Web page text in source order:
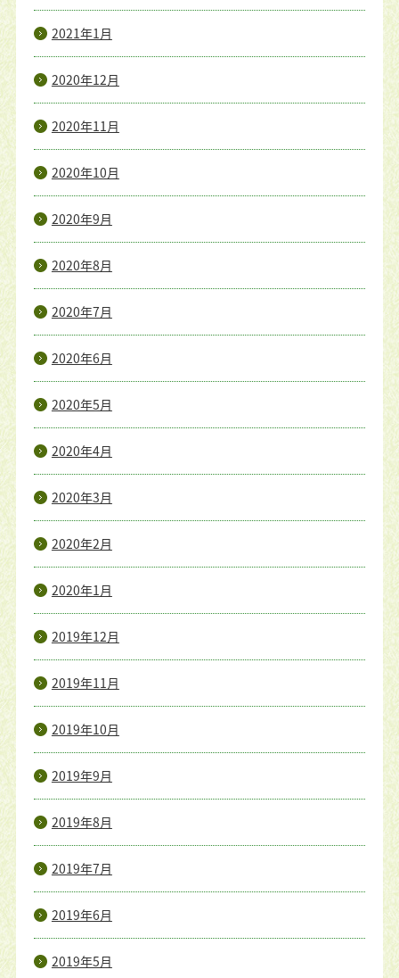
2021年1月
2020年12月
2020年11月
2020年10月
2020年9月
2020年8月
2020年7月
2020年6月
2020年5月
2020年4月
2020年3月
2020年2月
2020年1月
2019年12月
2019年11月
2019年10月
2019年9月
2019年8月
2019年7月
2019年6月
2019年5月